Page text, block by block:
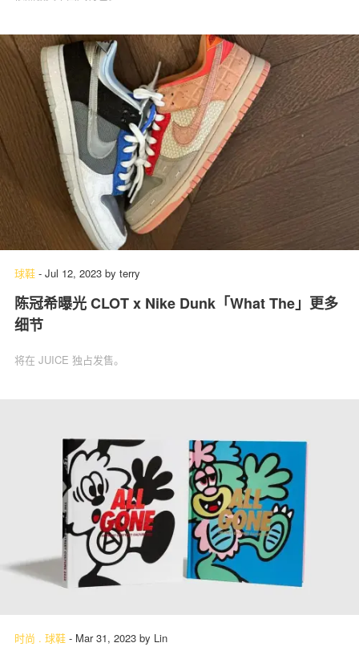
球鞋 - Jul 12, 2023 by terry
陈冠希曝光 CLOT x Nike Dunk「What The」更多
细节
将在 JUICE 独占发售。
时尚 . 球鞋 - Mar 31, 2023 by Lin